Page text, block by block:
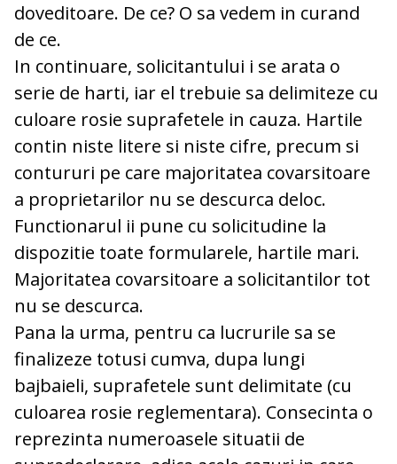
doveditoare. De ce? O sa vedem in curand
de ce.
In continuare, solicitantului i se arata o
serie de harti, iar el trebuie sa delimiteze cu
culoare rosie suprafetele in cauza. Hartile
contin niste litere si niste cifre, precum si
contururi pe care majoritatea covarsitoare
a proprietarilor nu se descurca deloc.
Functionarul ii pune cu solicitudine la
dispozitie toate formularele, hartile mari.
Majoritatea covarsitoare a solicitantilor tot
nu se descurca.
Pana la urma, pentru ca lucrurile sa se
finalizeze totusi cumva, dupa lungi
bajbaieli, suprafetele sunt delimitate (cu
culoarea rosie reglementara). Consecinta o
reprezinta numeroasele situatii de